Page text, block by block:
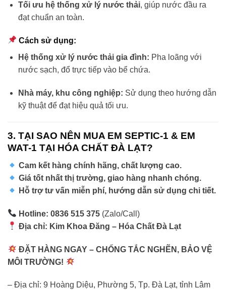
Tối ưu hệ thống xử lý nước thải, giúp nước đầu ra
đạt chuẩn an toàn.
Cách sử dụng:
Hệ thống xử lý nước thải gia đình: Pha loãng với
nước sạch, đổ trực tiếp vào bể chứa.
Nhà máy, khu công nghiệp: Sử dụng theo hướng dẫn
kỹ thuật để đạt hiệu quả tối ưu.
3. TẠI SAO NÊN MUA EM SEPTIC-1 & EM
WAT-1 TẠI HÓA CHẤT ĐÀ LẠT?
Cam kết hàng chính hãng, chất lượng cao.
Giá tốt nhất thị trường, giao hàng nhanh chóng.
Hỗ trợ tư vấn miễn phí, hướng dẫn sử dụng chi tiết.
Hotline: 0836 515 375 (Zalo/Call)
Địa chỉ: Kim Khoa Đăng – Hóa Chất Đà Lạt
ĐẶT HÀNG NGAY – CHỐNG TẮC NGHẼN, BẢO VỆ
MÔI TRƯỜNG!
– Địa chỉ: 9 Hoàng Diệu, Phường 5, Tp. Đà Lạt, tỉnh Lâm